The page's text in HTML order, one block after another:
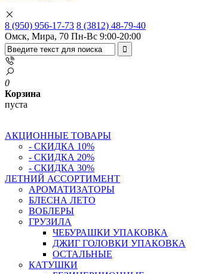
8 (950) 956-17-73 8 (3812) 48-79-40
Омск, Мира, 70 Пн-Вс 9:00-20:00
0
Корзина
пуста
АКЦИОННЫЕ ТОВАРЫ
- СКИДКА 10%
- СКИДКА 20%
- СКИДКА 30%
ЛЕТНИЙ АССОРТИМЕНТ
АРОМАТИЗАТОРЫ
БЛЕСНА ЛЕТО
ВОБЛЕРЫ
ГРУЗИЛА
ЧЕБУРАШКИ УПАКОВКА
ДЖИГ ГОЛОВКИ УПАКОВКА
ОСТАЛЬНЫЕ
КАТУШКИ